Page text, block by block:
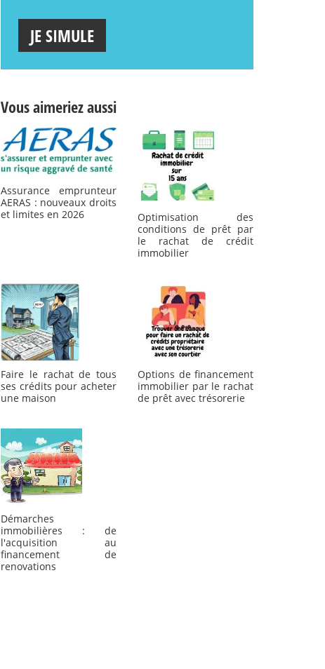
JE SIMULE
Vous aimeriez aussi
Assurance emprunteur
AERAS : nouveaux droits
et limites en 2026
Optimisation des
conditions de prêt par
le rachat de crédit
immobilier
Faire le rachat de tous
ses crédits pour acheter
une maison
Options de financement
immobilier par le rachat
de prêt avec trésorerie
Démarches
immobilières : de
l'acquisition au
financement de
renovations